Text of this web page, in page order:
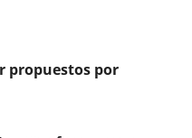
propuestos por